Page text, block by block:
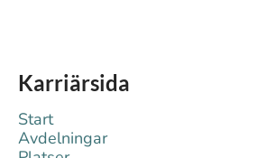
Karriärsida
Start
Avdelningar